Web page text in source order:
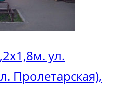
ул.
Пролетарская),